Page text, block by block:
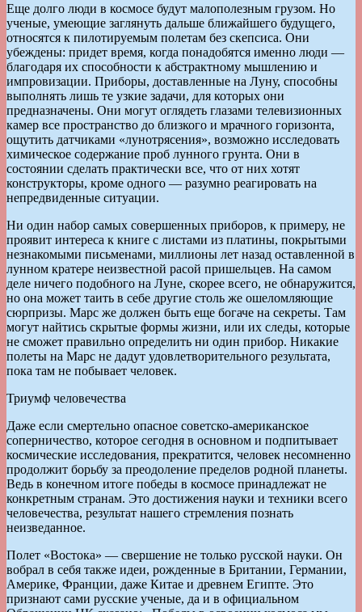
Еще долго люди в космосе будут малополезным грузом. Но
ученые, умеющие заглянуть дальше ближайшего будущего,
относятся к пилотируемым полетам без скепсиса. Они
убеждены: придет время, когда понадобятся именно люди —
благодаря их способности к абстрактному мышлению и
импровизации. Приборы, доставленные на Луну, способны
выполнять лишь те узкие задачи, для которых они
предназначены. Они могут оглядеть глазами телевизионных
камер все пространство до близкого и мрачного горизонта,
ощутить датчиками «лунотрясения», возможно исследовать
химическое содержание проб лунного грунта. Они в
состоянии сделать практически все, что от них хотят
конструкторы, кроме одного — разумно реагировать на
непредвиденные ситуации.
Ни один набор самых совершенных приборов, к примеру, не
проявит интереса к книге с листами из платины, покрытыми
незнакомыми письменами, миллионы лет назад оставленной в
лунном кратере неизвестной расой пришельцев. На самом
деле ничего подобного на Луне, скорее всего, не обнаружится,
но она может таить в себе другие столь же ошеломляющие
сюрпризы. Марс же должен быть еще богаче на секреты. Там
могут найтись скрытые формы жизни, или их следы, которые
не сможет правильно определить ни один прибор. Никакие
полеты на Марс не дадут удовлетворительного результата,
пока там не побывает человек.
Триумф человечества
Даже если смертельно опасное советско-американское
соперничество, которое сегодня в основном и подпитывает
космические исследования, прекратится, человек несомненно
продолжит борьбу за преодоление пределов родной планеты.
Ведь в конечном итоге победы в космосе принадлежат не
конкретным странам. Это достижения науки и техники всего
человечества, результат нашего стремления познать
неизведанное.
Полет «Востока» — свершение не только русской науки. Он
вобрал в себя также идеи, рожденные в Британии, Германии,
Америке, Франции, даже Китае и древнем Египте. Это
признают сами русские ученые, да и в официальном